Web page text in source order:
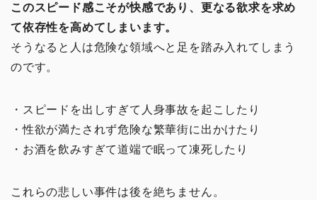
このスピード感こそが快感であり、更なる欲求を求め
て依存性を高めてしまいます。
そうなると人は危険な領域へと足を踏み入れてしまう
のです。
・スピードを出しすぎて人身事故を起こしたり
・性欲が満たされず危険な繁華街に出かけたり
・お酒を飲みすぎて道端で眠って凍死したり
これらの悲しい事件は後を絶ちません。